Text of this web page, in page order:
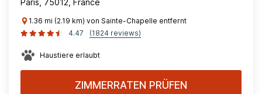
Paris, 75012, France
1.36 mi (2.19 km) von Sainte-Chapelle entfernt
4.47
(1824 reviews)
Haustiere erlaubt
ZIMMERRATEN PRÜFEN